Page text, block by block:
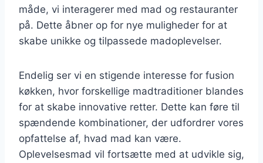
måde, vi interagerer med mad og restauranter
på. Dette åbner op for nye muligheder for at
skabe unikke og tilpassede madoplevelser.
Endelig ser vi en stigende interesse for fusion
køkken, hvor forskellige madtraditioner blandes
for at skabe innovative retter. Dette kan føre til
spændende kombinationer, der udfordrer vores
opfattelse af, hvad mad kan være.
Oplevelsesmad vil fortsætte med at udvikle sig,